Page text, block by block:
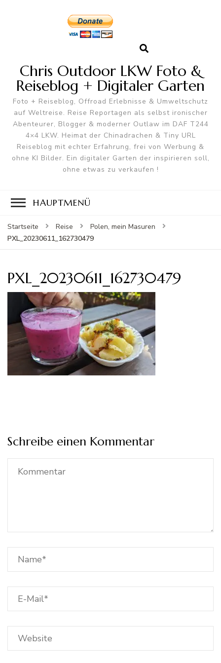
Chris Outdoor LKW Foto &
Reiseblog + Digitaler Garten
Foto + Reiseblog, Offroad Erlebnisse & Umweltschutz
auf Weltreise. Reise Reportagen als selbst ironischer
Abenteurer, Blogger & moderner Outlaw im DAF T244
4×4 LKW. Heimat der Chinadrachen & Tiny URL
Reiseblog mit echter Erfahrung, frei von Werbung &
ohne KI Bilder. Ein digitaler Garten der inspirieren soll,
ohne etwas zu verkaufen !
HAUPTMENÜ
Startseite Reise
Polen, mein Masuren
PXL_20230611_162730479
PXL_20230611_162730479
Schreibe einen Kommentar